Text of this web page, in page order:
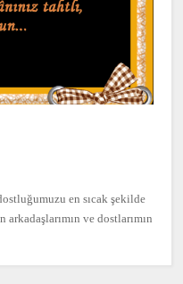
en sıcak şekilde
ve dostlarımın